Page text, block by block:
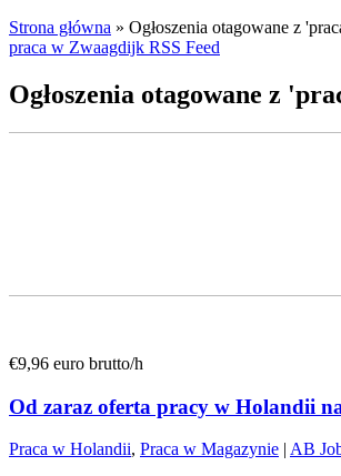
Strona główna » Ogłoszenia otagowane z
praca w Zwaagdijk RSS Feed
Ogłoszenia otagowane z
€9,96 euro brutto/h
Od zaraz oferta pracy w Holandii
Praca w Holandii, Praca w Magazynie | AB